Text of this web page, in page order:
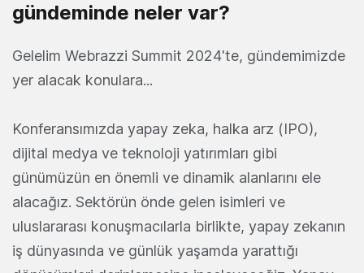
gündeminde neler var?
Gelelim Webrazzi Summit 2024'te, gündemimizde
yer alacak konulara...
Konferansımızda yapay zeka, halka arz (IPO),
dijital medya ve teknoloji yatırımları gibi
günümüzün en önemli ve dinamik alanlarını ele
alacağız. Sektörün önde gelen isimleri ve
uluslararası konuşmacılarla birlikte, yapay zekanın
iş dünyasında ve günlük yaşamda yarattığı